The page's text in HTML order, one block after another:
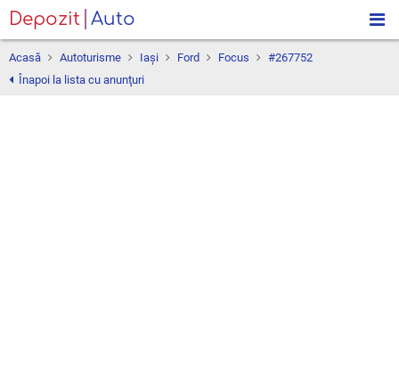
Depozit Auto
Acasă Autoturisme Iaşi Ford Focus
#267752
Înapoi la lista cu anunţuri